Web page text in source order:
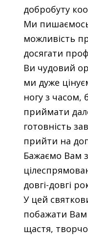
добробуту
Ми
можливість
досягати
Ви чудовий
ми дуже
ногу з часом,
приймати
готовність
прийти на
Бажаємо Вам
довгі-довгі
У цей
побажати Вам
щастя,